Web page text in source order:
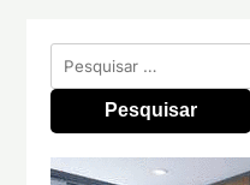
Pesquisar
por: